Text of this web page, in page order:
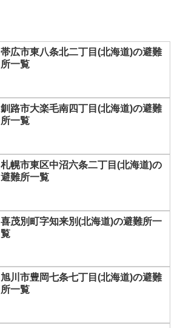
帯広市東八条北二丁目(北海道)の避難
所一覧
釧路市大楽毛南四丁目(北海道)の避難
所一覧
札幌市東区中沼六条二丁目(北海道)の
避難所一覧
喜茂別町字知来別(北海道)の避難所一
覧
旭川市豊岡七条七丁目(北海道)の避難
所一覧